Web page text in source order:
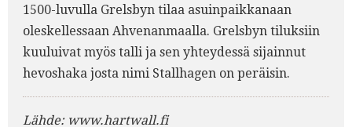
1500-luvulla Grelsbyn tilaa asuinpaikkanaan
oleskellessaan Ahvenanmaalla. Grelsbyn tiluksiin
kuuluivat myös talli ja sen yhteydessä sijainnut
hevoshaka josta nimi Stallhagen on peräisin.
Lähde: www.hartwall.fi